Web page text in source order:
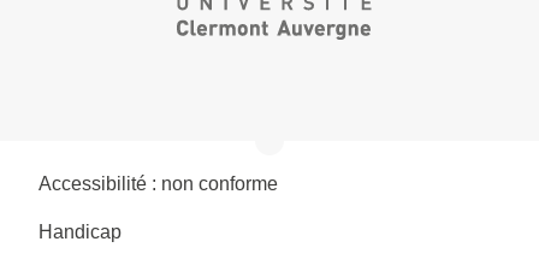
Accessibilité : non conforme
Handicap